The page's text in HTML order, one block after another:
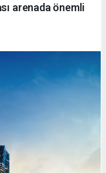
arenada önemli